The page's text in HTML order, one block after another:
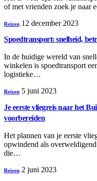
of met vrienden zoek je naar
Reizen 12 december 2023
Spoedtransport: snelheid,
In de huidige wereld van
winkelen is spoedtransport
logistieke…
Reizen 5 juni 2023
Je eerste vliegreis naar het
voorbereiden
Het plannen van je eerste
opwindend als
die…
Reizen 2 juni 2023